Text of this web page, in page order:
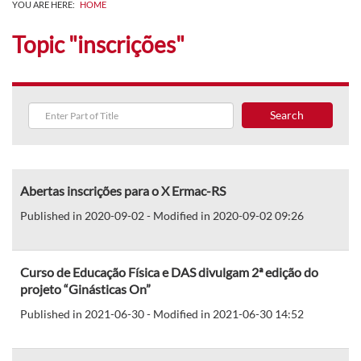
YOU ARE HERE: HOME
Topic "inscrições"
Search
Abertas inscrições para o X Ermac-RS
Published in 2020-09-02 - Modified in 2020-09-02 09:26
Curso de Educação Física e DAS divulgam 2ª edição do
projeto “Ginásticas On”
Published in 2021-06-30 - Modified in 2021-06-30 14:52